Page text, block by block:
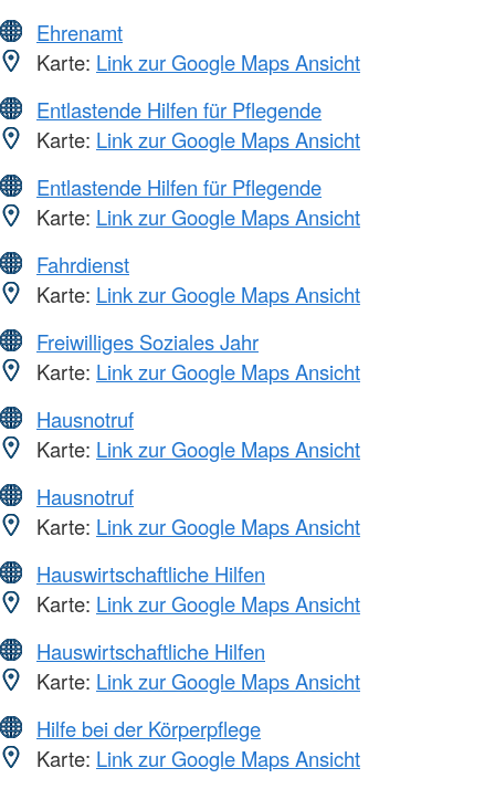
Ehrenamt
Karte: Link zur Google Maps Ansicht
Entlastende Hilfen für Pflegende
Karte: Link zur Google Maps Ansicht
Entlastende Hilfen für Pflegende
Karte: Link zur Google Maps Ansicht
Fahrdienst
Karte: Link zur Google Maps Ansicht
Freiwilliges Soziales Jahr
Karte: Link zur Google Maps Ansicht
Hausnotruf
Karte: Link zur Google Maps Ansicht
Hausnotruf
Karte: Link zur Google Maps Ansicht
Hauswirtschaftliche Hilfen
Karte: Link zur Google Maps Ansicht
Hauswirtschaftliche Hilfen
Karte: Link zur Google Maps Ansicht
Hilfe bei der Körperpflege
Karte: Link zur Google Maps Ansicht